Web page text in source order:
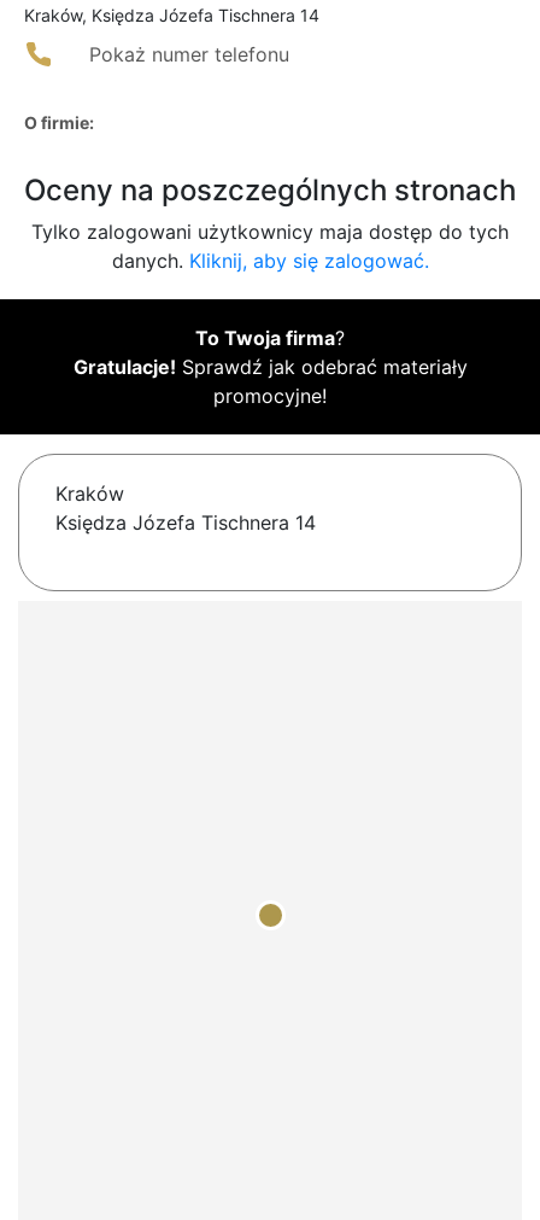
Kraków, Księdza Józefa Tischnera 14
Pokaż numer telefonu
O firmie:
Oceny na poszczególnych stronach
Tylko zalogowani użytkownicy maja dostęp do tych
danych. Kliknij, aby się zalogować.
To Twoja firma?
Gratulacje! Sprawdź jak odebrać materiały
promocyjne!
Kraków
Księdza Józefa Tischnera 14